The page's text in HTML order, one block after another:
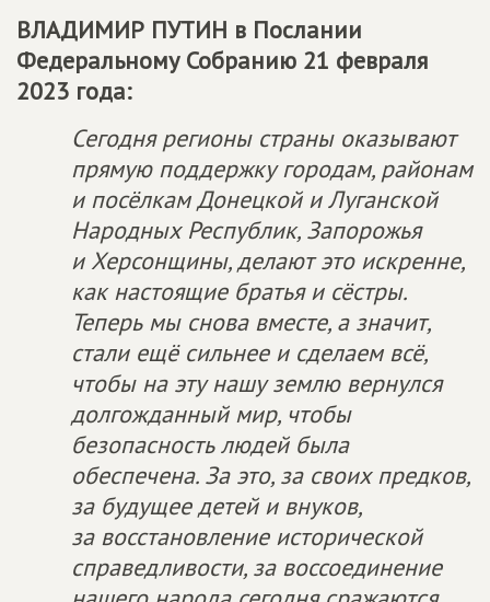
ВЛАДИМИР ПУТИН в Послании
Федеральному Собранию 21 февраля
2023 года:
Сегодня регионы страны оказывают
прямую поддержку городам, районам
и посёлкам Донецкой и Луганской
Народных Республик, Запорожья
и Херсонщины, делают это искренне,
как настоящие братья и сёстры.
Теперь мы снова вместе, а значит,
стали ещё сильнее и сделаем всё,
чтобы на эту нашу землю вернулся
долгожданный мир, чтобы
безопасность людей была
обеспечена. За это, за своих предков,
за будущее детей и внуков,
за восстановление исторической
справедливости, за воссоединение